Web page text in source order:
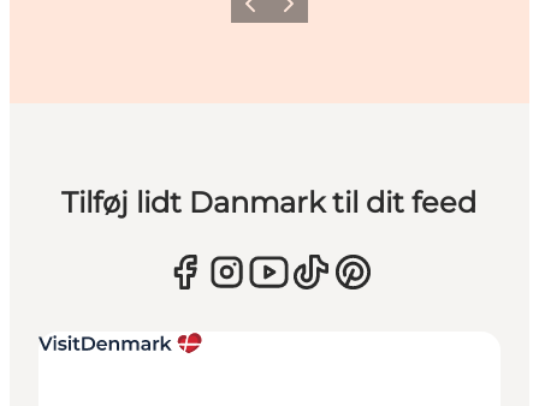
ForrigeNæste
Tilføj lidt Danmark til dit feed